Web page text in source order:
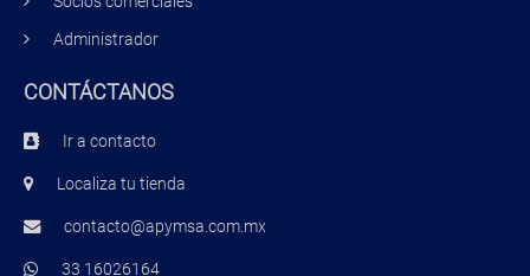
Administrador
CONTÁCTANOS
Ir a contacto
Localiza tu tienda
contacto@apymsa.com.mx
33 16026164